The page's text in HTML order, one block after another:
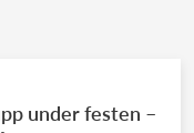
under festen –